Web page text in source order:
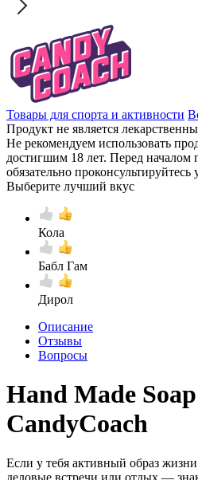
Товары для спорта и активности
Продукт не является
Не рекомендуем использовать
достигшим 18 лет. Перед началом
обязательно проконсультируйтесь
Выберите лучший вкус
Кола
Бабл Гам
Дирол
Описание
Отзывы
Вопросы
Hand Made
CandyCoach
Если у тебя активный образ
деловые встречи или отдыx —